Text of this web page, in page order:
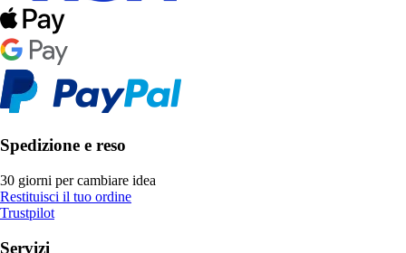
Spedizione e reso
30 giorni per cambiare idea
Restituisci il tuo ordine
Trustpilot
Servizi